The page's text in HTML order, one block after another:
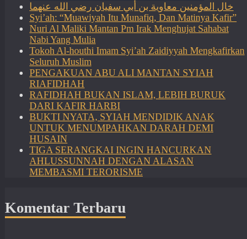
خال المؤمنين معاوية بن أبي سفيان رضي الله عنهما
Syi’ah: “Muawiyah Itu Munafiq, Dan Matinya Kafir”
Nuri Al Maliki Mantan Pm Irak Menghujat Sahabat
Nabi Yang Mulia
Tokoh Al-houthi Imam Syi’ah Zaidiyyah Mengkafirkan
Seluruh Muslim
PENGAKUAN ABU ALI MANTAN SYIAH
RIAFIDHAH
RAFIDHAH BUKAN ISLAM, LEBIH BURUK
DARI KAFIR HARBI
BUKTI NYATA, SYIAH MENDIDIK ANAK
UNTUK MENUMPAHKAN DARAH DEMI
HUSAIN
TIGA SERANGKAI INGIN HANCURKAN
AHLUSSUNNAH DENGAN ALASAN
MEMBASMI TERORISME
Komentar Terbaru